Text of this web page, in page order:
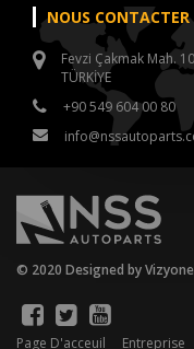
NOUS CONTACTER
Fevzi Çakmak Mah.
TÜRKİYE
+90 549 604 00 80
© 2020 Designed by
Page D'acceuil Entreprise